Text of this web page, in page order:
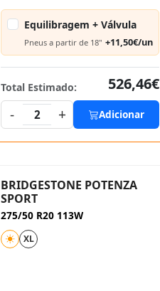
Equilibragem + Válvula
Pneus a partir de 18" +11,50€/un
Total Estimado:
526,46€
-
2 + Adicionar
BRIDGESTONE POTENZA
SPORT
275/50 R20 113W
XL